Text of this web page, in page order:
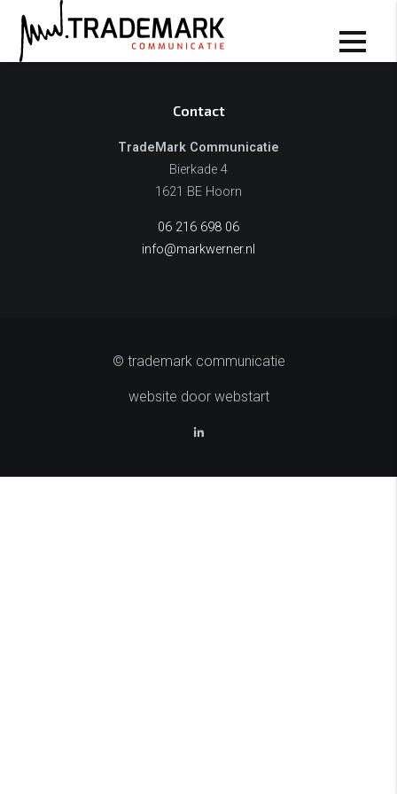
Diensten
Contact
TradeMark Communicatie
Bierkade 4
1621 BE Hoorn
06 216 698 06
info@markwerner.nl
© trademark communicatie
website door webstart